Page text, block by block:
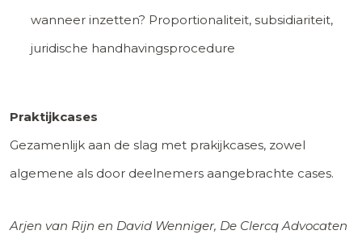
wanneer inzetten? Proportionaliteit, subsidiariteit,
juridische handhavingsprocedure
Praktijkcases
Gezamenlijk aan de slag met prakijkcases, zowel
algemene als door deelnemers aangebrachte cases.
Arjen van Rijn en David Wenniger, De Clercq Advocaten